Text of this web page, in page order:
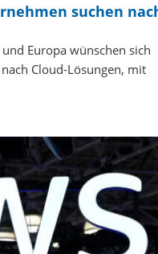
suchen
Europa wünschen sich
Cloud-Lösungen, mit